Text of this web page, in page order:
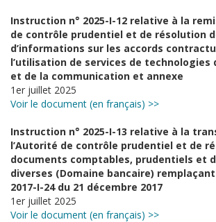
Instruction n° 2025-I-12 relative à la
de contrôle prudentiel et de résolution
d’informations sur les accords
l’utilisation de services de technologies
et de la communication et annexe
1er juillet 2025
Voir le document (en français) >>
Instruction n° 2025-I-13 relative à la
l’Autorité de contrôle prudentiel et de
documents comptables, prudentiels et
diverses (Domaine bancaire)
2017-I-24 du 21 décembre 2017
1er juillet 2025
Voir le document (en français) >>